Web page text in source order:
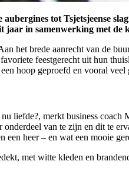
tot Tsjetsjeense
jaar in samenwerking met
het brede aanrecht van de
feestgerecht uit hun
hoop geproefd en vooral veel
liefde?, merkt business
van te zijn en dit te
een heer – en wat een mooie
met witte kleden en